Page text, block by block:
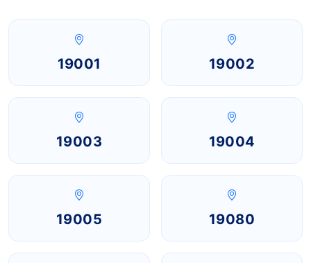
19001 19002
19003 19004
19005 19080